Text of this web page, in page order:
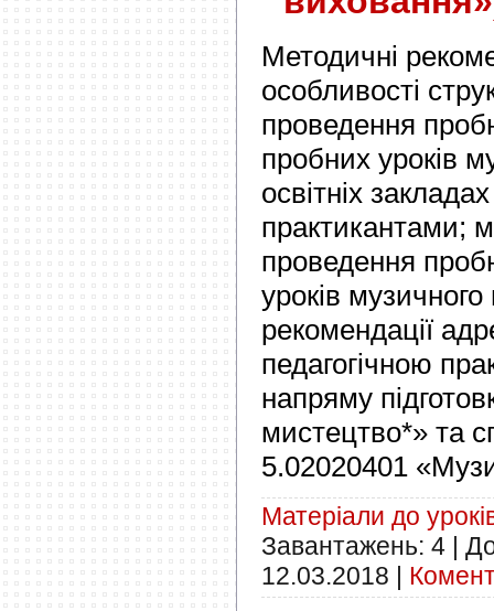
Методичні
особливості
проведення
пробних уроків
освітніх
практикантами;
проведення
уроків
рекомендації
педагогічною
напряму
мистецтво*» та
5.02020401
Матеріали до
Завантажень: 4
12.03.2018